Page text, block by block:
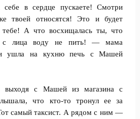
в сердце пускаете! Смотри
твоей относятся! Это и будет
тебе! А что восхищалась ты, что
с лица воду не пить! — мама
и ушла на кухню печь с Машей
выходя с Машей из магазина с
что кто-то тронул ее за
самый таксист. А рядом с ним —